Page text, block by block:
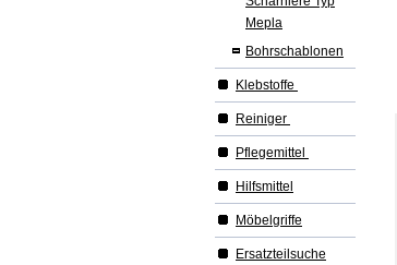
Mepla
Bohrschablonen
Klebstoffe
Reiniger
Pflegemittel
Hilfsmittel
Möbelgriffe
Ersatzteilsuche